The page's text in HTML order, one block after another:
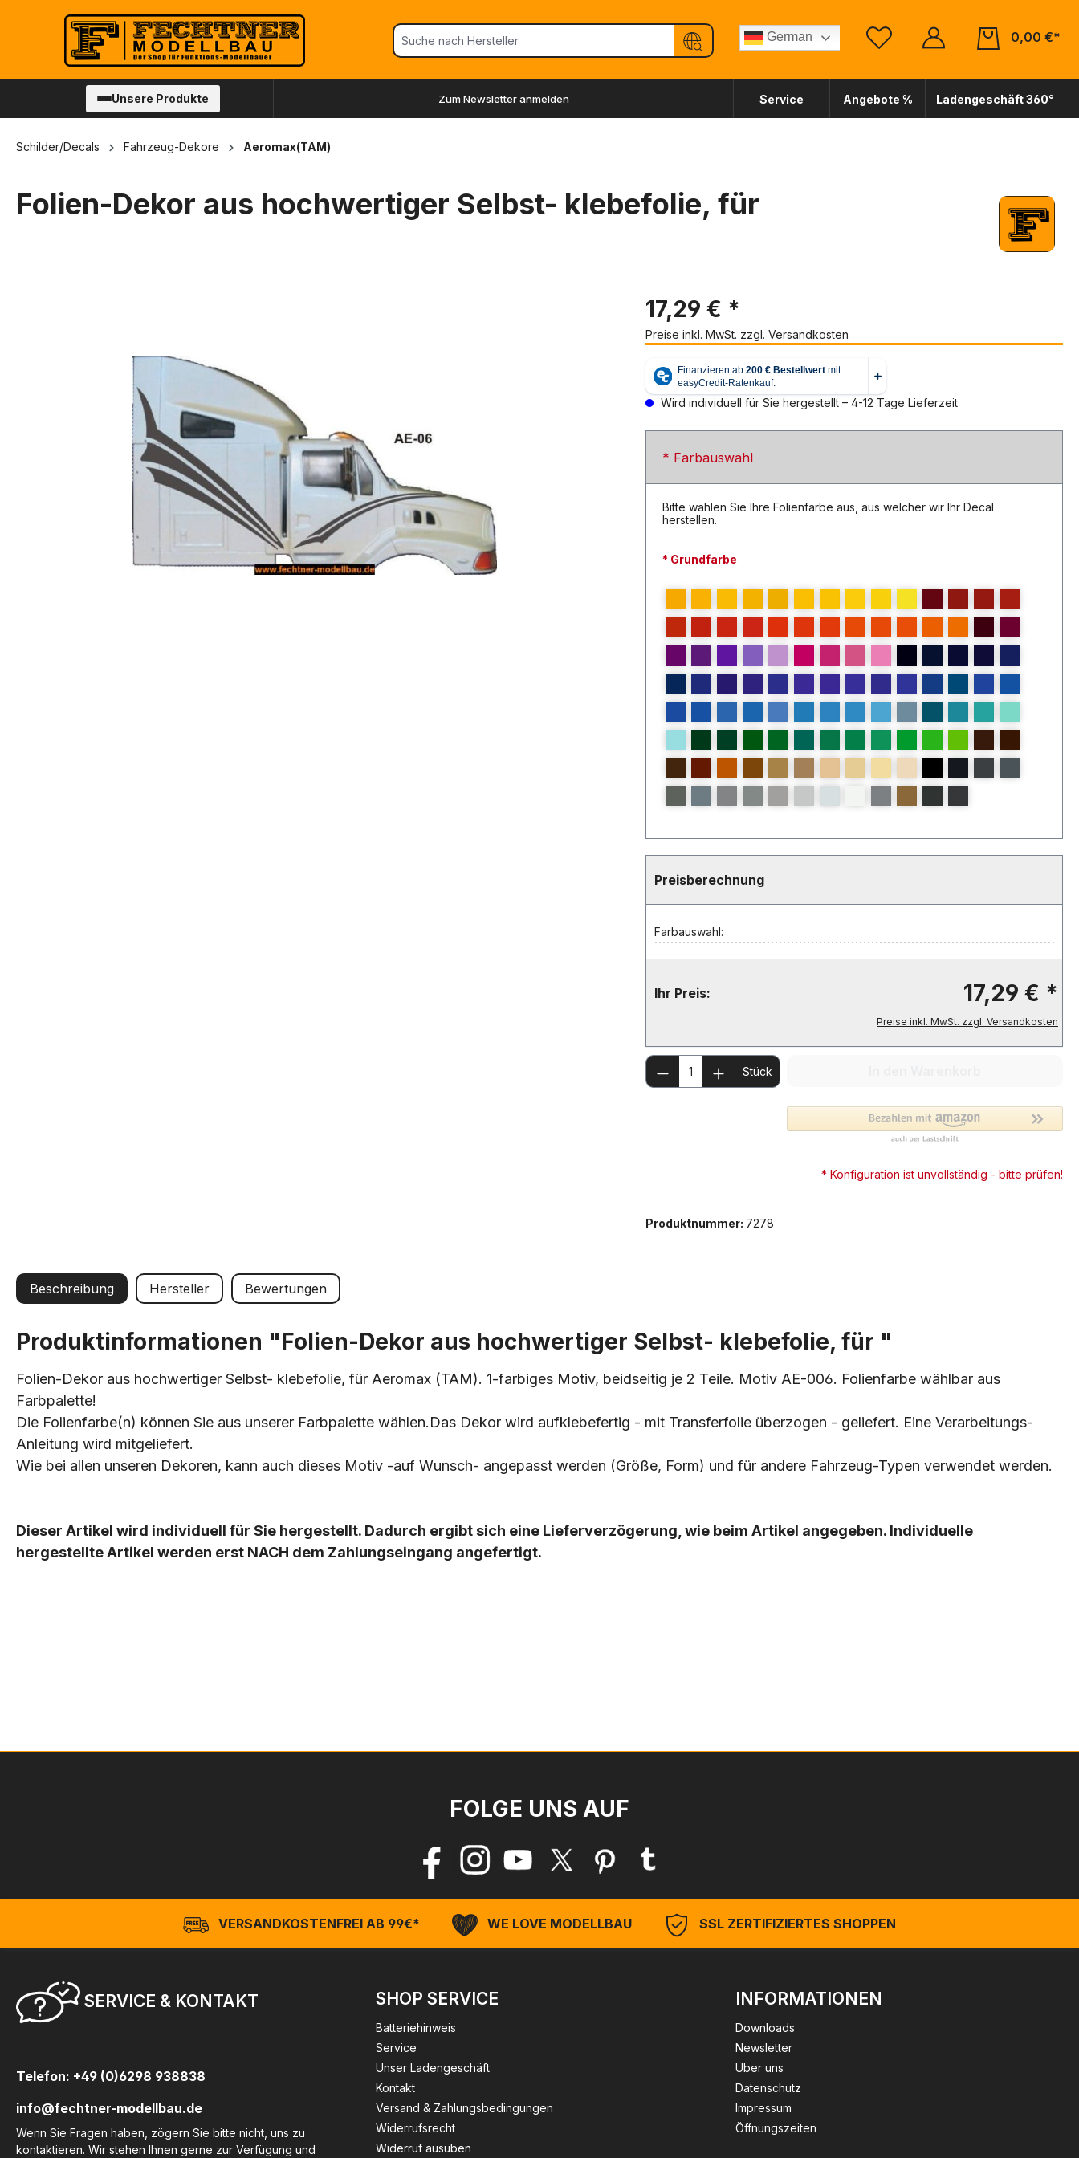
Zur Hauptnavigation springen
German
0,00 €*
Unsere Produkte Zum Newsletter anmelden Service Angebote % Ladengeschäft 360°
Schilder/Decals Fahrzeug-Dekore Aeromax(TAM)
Folien-Dekor aus hochwertiger Selbst- klebefolie, für
17,29 € *
Preise inkl. MwSt. zzgl. Versandkosten
Wird individuell für Sie hergestellt – 4-12 Tage Lieferzeit
* Farbauswahl
Bitte wählen Sie Ihre Folienfarbe aus, aus welcher wir Ihr Decal
herstellen.
* Grundfarbe
Preisberechnung
Farbauswahl:
Ihr Preis: 17,29 € *
Preise inkl. MwSt. zzgl. Versandkosten
Produkt Anzahl: Gib den gewünschten Wert
Stück
* Konfiguration ist unvollständig - bitte prüfen!
Produktnummer: 7278
Beschreibung Hersteller Bewertungen
Produktinformationen "Folien-Dekor aus hochwertiger Selbst- klebefolie, für "
Folien-Dekor aus hochwertiger Selbst- klebefolie, für Aeromax (TAM). 1-farbiges Motiv, beidseitig je 2 Teile. Motiv AE-006. Folienfarbe wählbar aus
Farbpalette!
Die Folienfarbe(n) können Sie aus unserer Farbpalette wählen.Das Dekor wird aufklebefertig - mit Transferfolie überzogen - geliefert. Eine Verarbeitungs-
Anleitung wird mitgeliefert.
Wie bei allen unseren Dekoren, kann auch dieses Motiv -auf Wunsch- angepasst werden (Größe, Form) und für andere Fahrzeug-Typen verwendet werden.
Dieser Artikel wird individuell für Sie hergestellt. Dadurch ergibt sich eine Lieferverzögerung, wie beim Artikel angegeben. Individuelle
hergestellte Artikel werden erst NACH dem Zahlungseingang angefertigt.
FOLGE UNS AUF
VERSANDKOSTENFREI AB 99€* WE LOVE MODELLBAU SSL ZERTIFIZIERTES SHOPPEN
SERVICE & KONTAKT
Telefon: +49 (0)6298 938838
info@fechtner-modellbau.de
Wenn Sie Fragen haben, zögern Sie bitte nicht, uns zu
kontaktieren. Wir stehen Ihnen gerne zur Verfügung und
SHOP SERVICE
Batteriehinweis
Service
Unser Ladengeschäft
Kontakt
Versand & Zahlungsbedingungen
Widerrufsrecht
Widerruf ausüben
INFORMATIONEN
Downloads
Newsletter
Über uns
Datenschutz
Impressum
Öffnungszeiten